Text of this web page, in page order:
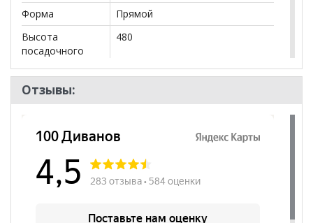
Форма
Прямой
Высота
посадочного
480
Наличие
подлокотников
подушки
Бренд
Элфис
Стиль
Лаундж, Современный
Отзывы: